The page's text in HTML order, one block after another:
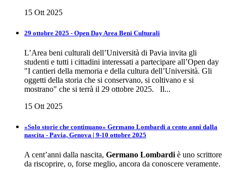
15 Ott 2025
29 ottobre 2025 - Open Day Area Beni Culturali
L’Area beni culturali dell’Università di Pavia invita gli
studenti e tutti i cittadini interessati a partecipare all’Open day
"I cantieri della memoria e della cultura dell’Università. Gli
oggetti della storia che si conservano, si coltivano e si
mostrano" che si terrà il 29 ottobre 2025. Il...
15 Ott 2025
«Solo storie che continuano» Germano Lombardi a cento anni dalla
nascita - Pavia, Genova | 9-10 ottobre 2025
A cent’anni dalla nascita, Germano Lombardi è uno scrittore
da riscoprire, o, forse meglio, ancora da conoscere veramente.